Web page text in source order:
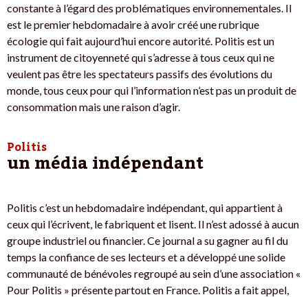
constante à l’égard des problématiques environnementales. Il
est le premier hebdomadaire à avoir créé une rubrique
écologie qui fait aujourd’hui encore autorité. Politis est un
instrument de citoyenneté qui s’adresse à tous ceux qui ne
veulent pas être les spectateurs passifs des évolutions du
monde, tous ceux pour qui l’information n’est pas un produit de
consommation mais une raison d’agir.
Politis
un média indépendant
Politis c’est un hebdomadaire indépendant, qui appartient à
ceux qui l’écrivent, le fabriquent et lisent. Il n’est adossé à aucun
groupe industriel ou financier. Ce journal a su gagner au fil du
temps la confiance de ses lecteurs et a développé une solide
communauté de bénévoles regroupé au sein d’une association «
Pour Politis » présente partout en France. Politis a fait appel,